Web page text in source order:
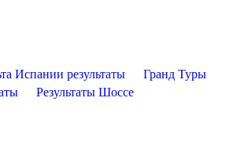
Испании результаты
Гранд Туры
Результаты Шоссе